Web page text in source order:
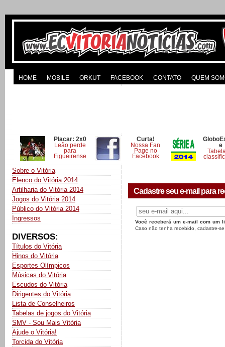
HOME MOBILE ORKUT FACEBOOK CONTATO QUEM
Placar: 2x0
Leão perde
para
Figueirense
Curta!
Nossa Fan
Page no
Facebook
e
Sobre o Vitória
Elenco do Vitória 2014
Artilharia do Vitória 2014
Jogos do Vitória 2014
Público do Vitória 2014
Ingressos
DIVERSOS:
Títulos do Vitória
Hinos do Vitória
Esportes Olímpicos
Músicas do Vitória
Escudos do Vitória
Dirigentes do Vitória
Lista de Conselheiros
Tabelas de jogos do Vitória
SMV - Sou Mais Vitória
Ajude o Vitória!
Torcida do Vitória
Cadastre seu e-mail para
Você receberá um e-mail com um
Caso não tenha recebido, cadastre-